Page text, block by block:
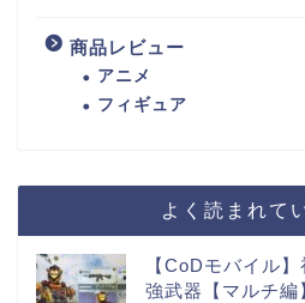
商品レビュー
アニメ
フィギュア
よく読まれて
【CoDモバイル
強武器【マルチ編